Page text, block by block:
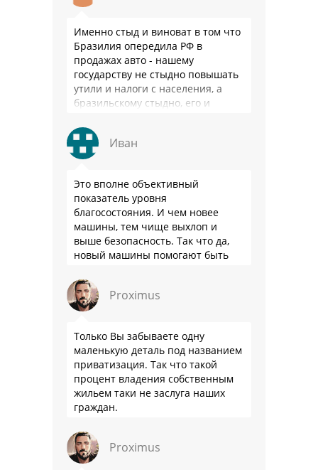
Именно стыд и виноват в том что
Бразилия опередила РФ в
продажах авто - нашему
государству не стыдно повышать
утили и налоги с населения, а
бразильскому стыдно, его и
Иван
Это вполне объективный
показатель уровня
благосостояния. И чем новее
машины, тем чище выхлоп и
выше безопасность. Так что да,
новый машины помогают быть
Proximus
Только Вы забываете одну
маленькую деталь под названием
приватизация. Так что такой
процент владения собственным
жильем таки не заслуга наших
граждан.
Proximus